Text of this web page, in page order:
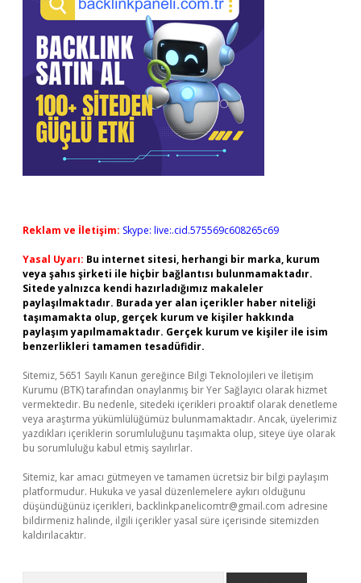
Reklam ve İletişim: Skype: live:.cid.575569c608265c69
Yasal Uyarı: Bu internet sitesi, herhangi bir marka, kurum
veya şahıs şirketi ile hiçbir bağlantısı bulunmamaktadır.
Sitede yalnızca kendi hazırladığımız makaleler
paylaşılmaktadır. Burada yer alan içerikler haber niteliği
taşımamakta olup, gerçek kurum ve kişiler hakkında
paylaşım yapılmamaktadır. Gerçek kurum ve kişiler ile isim
benzerlikleri tamamen tesadüfidir.
Sitemiz, 5651 Sayılı Kanun gereğince Bilgi Teknolojileri ve İletişim
Kurumu (BTK) tarafından onaylanmış bir Yer Sağlayıcı olarak hizmet
vermektedir. Bu nedenle, sitedeki içerikleri proaktif olarak denetleme
veya araştırma yükümlülüğümüz bulunmamaktadır. Ancak, üyelerimiz
yazdıkları içeriklerin sorumluluğunu taşımakta olup, siteye üye olarak
bu sorumluluğu kabul etmiş sayılırlar.
Sitemiz, kar amacı gütmeyen ve tamamen ücretsiz bir bilgi paylaşım
platformudur. Hukuka ve yasal düzenlemelere aykırı olduğunu
düşündüğünüz içerikleri, backlinkpanelicomtr@gmail.com adresine
bildirmeniz halinde, ilgili içerikler yasal süre içerisinde sitemizden
kaldırılacaktır.